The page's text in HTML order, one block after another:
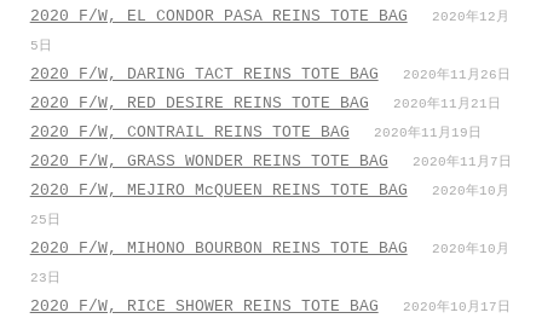
2020 F/W, EL CONDOR PASA REINS TOTE BAG
2020年12月
5日
2020 F/W, DARING TACT REINS TOTE BAG 2020年11月26日
2020 F/W, RED DESIRE REINS TOTE BAG 2020年11月21日
2020 F/W, CONTRAIL REINS TOTE BAG 2020年11月19日
2020 F/W, GRASS WONDER REINS TOTE BAG 2020年11月7日
2020 F/W, MEJIRO McQUEEN REINS TOTE BAG
2020年10月
25日
2020 F/W, MIHONO BOURBON REINS TOTE BAG
2020年10月
23日
2020 F/W, RICE SHOWER REINS TOTE BAG 2020年10月17日